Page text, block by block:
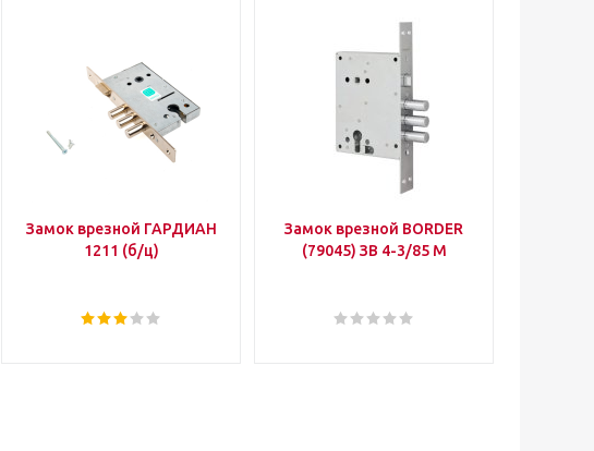
Замок врезной ГАРДИАН
1211 (б/ц)
Замок врезной BORDER
(79045) ЗВ 4-3/85 М